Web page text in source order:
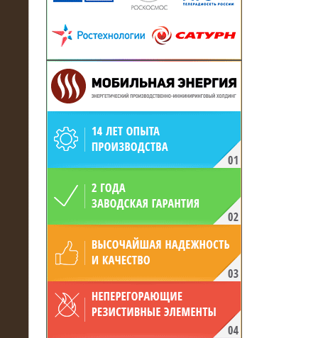
произведён высоковольтный
нагрузочный комплекс 24 МВт с
напряжением 6/10 кВ